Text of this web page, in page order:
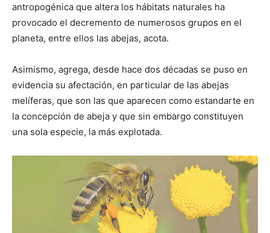
antropogénica que altera los hábitats naturales ha
provocado el decremento de numerosos grupos en el
planeta, entre ellos las abejas, acota.
Asimismo, agrega, desde hace dos décadas se puso en
evidencia su afectación, en particular de las abejas
melíferas, que son las que aparecen como estandarte en
la concepción de abeja y que sin embargo constituyen
una sola especie, la más explotada.